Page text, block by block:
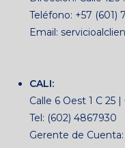
Teléfono: +57 (601)
Email:
CALI:
Calle 6 Oest 1 C 25
Tel: (602) 4867930
Gerente de